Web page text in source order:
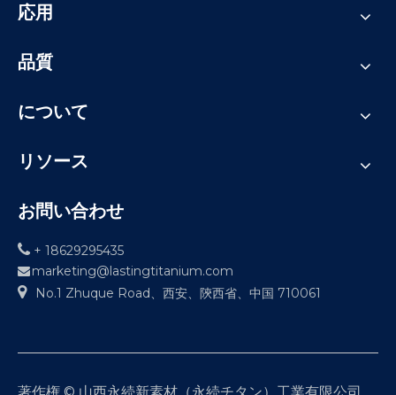
応用
品質
について
リソース
お問い合わせ
 + 18629295435
 marketing@lastingtitanium.com

No.1 Zhuque Road、西安、陝西省、中国 710061